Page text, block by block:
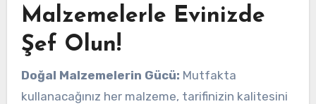
Malzemelerle Evinizde
Şef Olun!
Doğal Malzemelerin Gücü: Mutfakta
kullanacağınız her malzeme, tarifinizin kalitesini